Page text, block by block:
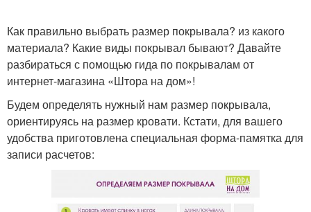
Как правильно выбрать размер покрывала? из какого
материала? Какие виды покрывал бывают? Давайте
разбираться с помощью гида по покрывалам от
интернет-магазина «Штора на дом»!
Будем определять нужный нам размер покрывала,
ориентируясь на размер кровати. Кстати, для вашего
удобства приготовлена специальная форма-памятка для
записи расчетов: